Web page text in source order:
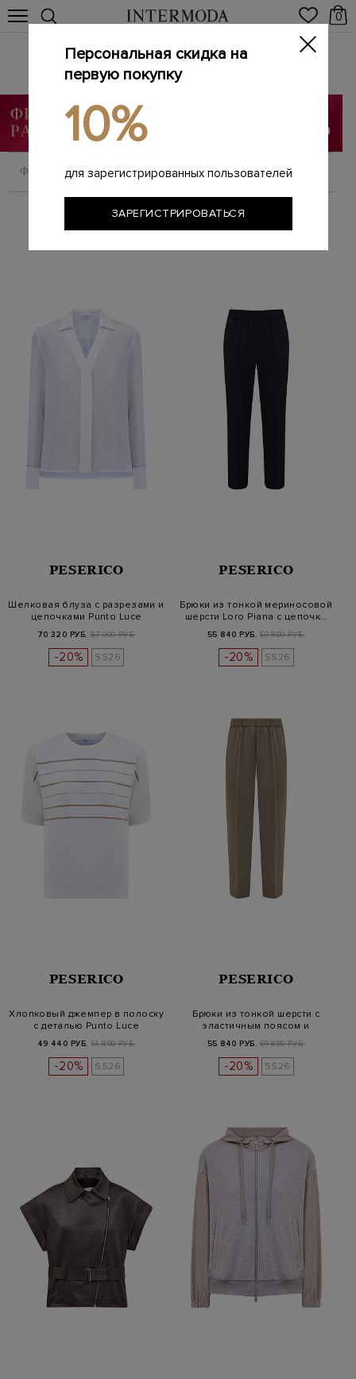
0
PESERICO
Главная / Женщинам / Бренды
ФИЛЬТРОВАТЬ СОРТИРОВАТЬ
PESERICO
Шелковая блуза с разрезами и
цепочками Punto Luce
70 320 РУБ. 87 900 РУБ.
-20% SS26
PESERICO
Брюки из тонкой мериносовой
шерсти Loro Piana с цепочк…
55 840 РУБ. 69 800 РУБ.
-20% SS26
PESERICO
Хлопковый джемпер в полоску
с деталью Punto Luce
49 440 РУБ. 61 800 РУБ.
-20% SS26
PESERICO
Брюки из тонкой шерсти с
эластичным поясом и
55 840 РУБ. 69 800 РУБ.
-20% SS26
Персональная скидка на
первую покупку
10%
для зарегистрированных пользователей
ЗАРЕГИСТРИРОВАТЬСЯ